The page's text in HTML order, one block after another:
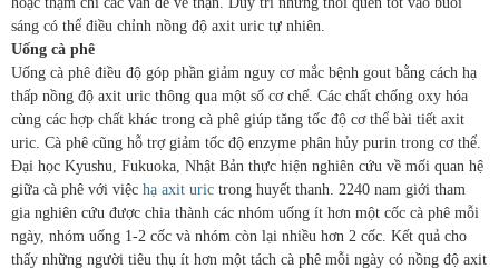
sáng có thể điều chỉnh nồng độ axit uric tự nhiên.
Uống cà phê
Uống cà phê điều độ góp phần giảm nguy cơ mắc bệnh gout bằng cách hạ
thấp nồng độ axit uric thông qua một số cơ chế. Các chất chống oxy hóa
cùng các hợp chất khác trong cà phê giúp tăng tốc độ cơ thể bài tiết axit
uric. Cà phê cũng hỗ trợ giảm tốc độ enzyme phân hủy purin trong cơ thể.
Đại học Kyushu, Fukuoka, Nhật Bản thực hiện nghiên cứu về mối quan hệ
giữa cà phê với việc hạ axit uric trong huyết thanh. 2240 nam giới tham
gia nghiên cứu được chia thành các nhóm uống ít hơn một cốc cà phê mỗi
ngày, nhóm uống 1-2 cốc và nhóm còn lại nhiều hơn 2 cốc. Kết quả cho
thấy những người tiêu thụ ít hơn một tách cà phê mỗi ngày có nồng độ axit